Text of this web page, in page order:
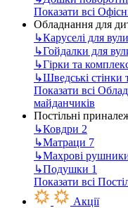
Показати всі
Обладнання для
↳Каруселі для
↳Гойдалки для
↳Гірки та
↳Шведські стінки
Показати всі
майданчиків
Постільні
↳Ковдри 2
↳Матраци 7
↳Махрові
↳Подушки 1
Показати всі
Акції